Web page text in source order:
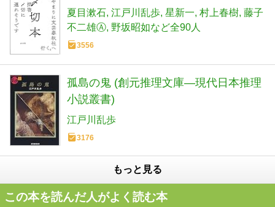
夏目漱石 江戸川乱歩 星新一 村上春樹 藤子
不二雄Ⓐ 野坂昭如など全90人
3556
孤島の鬼 (創元推理文庫―現代日本推理
小説叢書)
江戸川乱歩
3176
もっと見る
この本を読んだ人がよく読む本